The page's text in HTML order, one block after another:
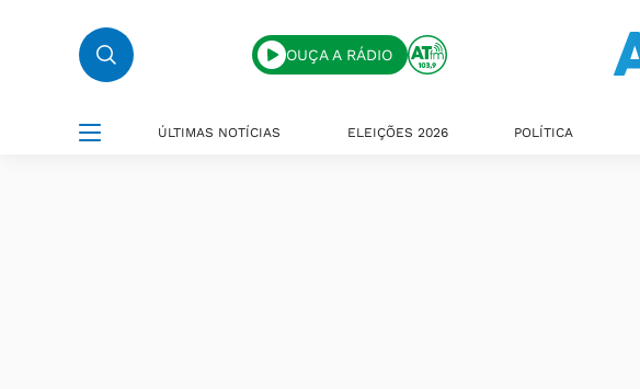
OUÇA A RÁDIO
ÚLTIMAS NOTÍCIAS ELEIÇÕES 2026 POLÍTICA